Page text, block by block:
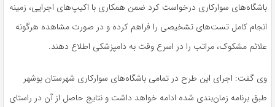
باشگاه‌های سوارکاری درخواست کرد ضمن همکاری با اکیپ‌های اجرایی، زمینه
انجام کامل تست‌های تشخیصی را فراهم کرده و در صورت مشاهده هرگونه
علائم مشکوک، مراتب را در اسرع وقت به دامپزشکی اطلاع دهند.
وی گفت: اجرای این طرح در تمامی باشگاه‌های سوارکاری شهرستان بوشهر
طبق برنامه زمان‌بندی شده ادامه خواهد داشت و نتایج حاصل از آن در راستای